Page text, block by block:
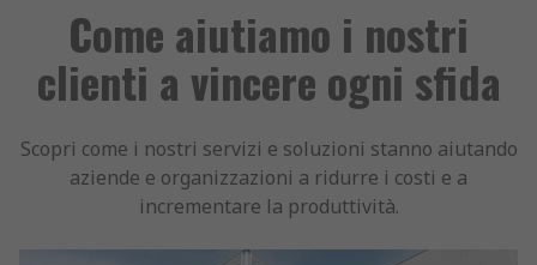
Come aiutiamo i nostri
clienti a vincere ogni sfida
Scopri come i nostri servizi e soluzioni stanno aiutando
aziende e organizzazioni a ridurre i costi e a
incrementare la produttività.